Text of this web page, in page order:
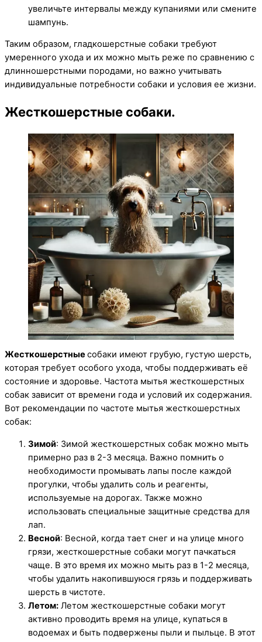
увеличьте интервалы между купаниями или смените
шампунь.
Таким образом, гладкошерстные собаки требуют
умеренного ухода и их можно мыть реже по сравнению с
длинношерстными породами, но важно учитывать
индивидуальные потребности собаки и условия ее жизни.
Жесткошерстные собаки.
Жесткошерстные собаки имеют грубую, густую шерсть,
которая требует особого ухода, чтобы поддерживать её
состояние и здоровье. Частота мытья жесткошерстных
собак зависит от времени года и условий их содержания.
Вот рекомендации по частоте мытья жесткошерстных
собак:
Зимой: Зимой жесткошерстных собак можно мыть
примерно раз в 2-3 месяца. Важно помнить о
необходимости промывать лапы после каждой
прогулки, чтобы удалить соль и реагенты,
используемые на дорогах. Также можно
использовать специальные защитные средства для
лап.
Весной: Весной, когда тает снег и на улице много
грязи, жесткошерстные собаки могут пачкаться
чаще. В это время их можно мыть раз в 1-2 месяца,
чтобы удалить накопившуюся грязь и поддерживать
шерсть в чистоте.
Летом: Летом жесткошерстные собаки могут
активно проводить время на улице, купаться в
водоемах и быть подвержены пыли и пыльце. В этот